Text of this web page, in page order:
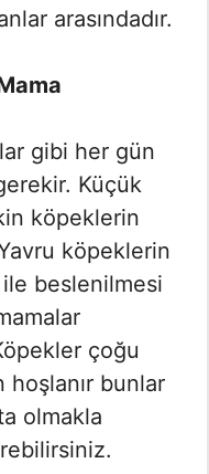
arasındadır.
gibi her gün
Küçük
köpeklerin
köpeklerin
beslenilmesi
çoğu
hoşlanır bunlar
olmakla